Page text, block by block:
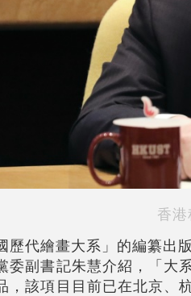
香
歷代繪畫大系」的編纂
委副書記朱慧介紹，「大
，該項目目前已在北京、